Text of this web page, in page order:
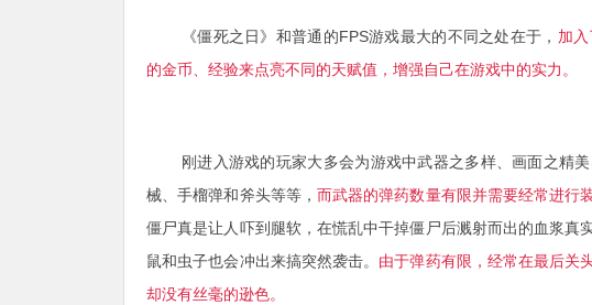
《僵死之日》和普通的FPS游戏最大的不同之处在于， 加
的金币、经验来点亮不同的天赋值，增强自己在游戏中的实力。
刚进入游戏的玩家大多会为游戏中武器之多样、画面之精
械、手榴弹和斧头等等， 而武器的弹药数量有限并需要经常进行
僵尸真是让人吓到腿软，在慌乱中干掉僵尸后溅射而出的血浆
鼠和虫子也会冲出来搞突然袭击。 由于弹药有限，经常在最后关
却没有丝毫的逊色。